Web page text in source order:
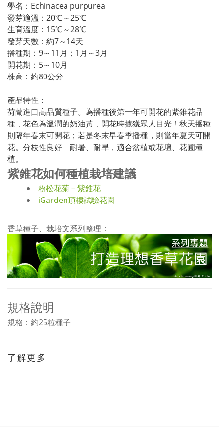
學名：Echinacea purpurea
發芽適溫：20℃～25℃
生育溫度：15℃～28℃
發芽天數：約7～14天
播種期：9～11月；1月～3月
開花期：5～10月
株高：約80公分
產品特性：
荷蘭進口高品質種子。為播種後第一年可開花的紫錐花品
種，花色為溫潤的奶油黃，開花時擄獲眾人目光！秋天播種
則隔年春末可開花；若是冬末早春季播種，則當年夏天可開
花。分枝性良好，耐暑、耐旱，適合盆植或花壇、花圃種
植。
紫錐花如何種植栽培建議
粉松花菊－紫錐花
iGarden頂樓試驗花園
香草種子、栽培文系列整理：
規格說明
規格：約25粒種子
了解更多